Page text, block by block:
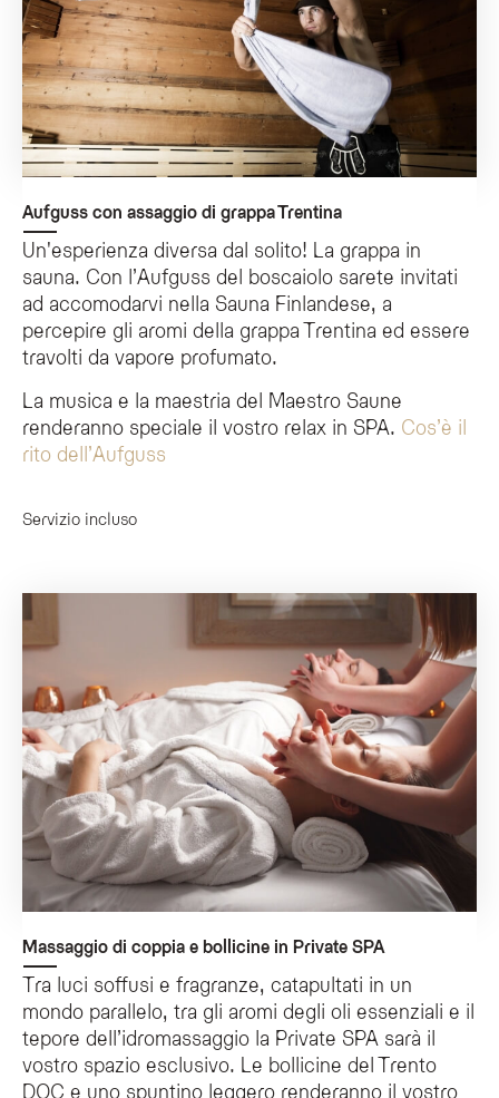
Aufguss con assaggio di grappa Trentina
Un'esperienza diversa dal solito! La grappa in
sauna. Con l’Aufguss del boscaiolo sarete invitati
ad accomodarvi nella Sauna Finlandese, a
percepire gli aromi della grappa Trentina ed essere
travolti da vapore profumato.
La musica e la maestria del Maestro Saune
renderanno speciale il vostro relax in SPA. Cos’è il
rito dell’Aufguss
Servizio incluso
Massaggio di coppia e bollicine in Private SPA
Tra luci soffusi e fragranze, catapultati in un
mondo parallelo, tra gli aromi degli oli essenziali e il
tepore dell’idromassaggio la Private SPA sarà il
vostro spazio esclusivo. Le bollicine del Trento
DOC e uno spuntino leggero renderanno il vostro